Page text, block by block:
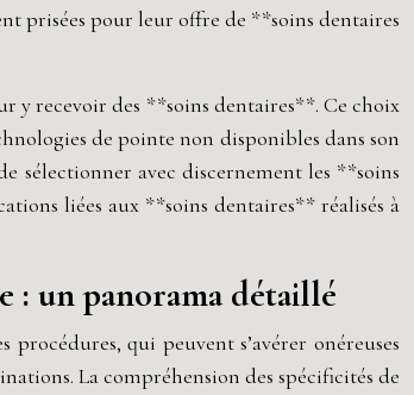
prisées pour leur offre de **soins dentaires
y recevoir des **soins dentaires**. Ce choix
de pointe non disponibles dans son
sélectionner avec discernement les **soins
liées aux **soins dentaires** réalisés à
: un panorama détaillé
qui peuvent s’avérer onéreuses
La compréhension des spécificités de